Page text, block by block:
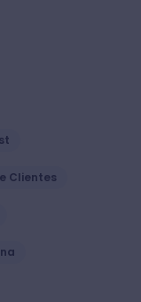
Clientes